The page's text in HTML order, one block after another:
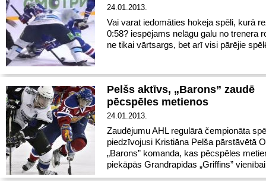
24.01.2013.
Vai varat iedomāties hokeja spēli, kurā
0:58? iespējams nelāgu galu no trenera
ne tikai vārtsargs, bet arī visi pārējie
Pelšs aktīvs, „Barons” zaudē
pēcspēles metienos
24.01.2013.
Zaudējumu AHL regulārā čempionāta
piedzīvojusi Kristiāna Pelša pārstāvētā
„Barons” komanda, kas pēcspēles
piekāpās Grandrapidas „Griffins”